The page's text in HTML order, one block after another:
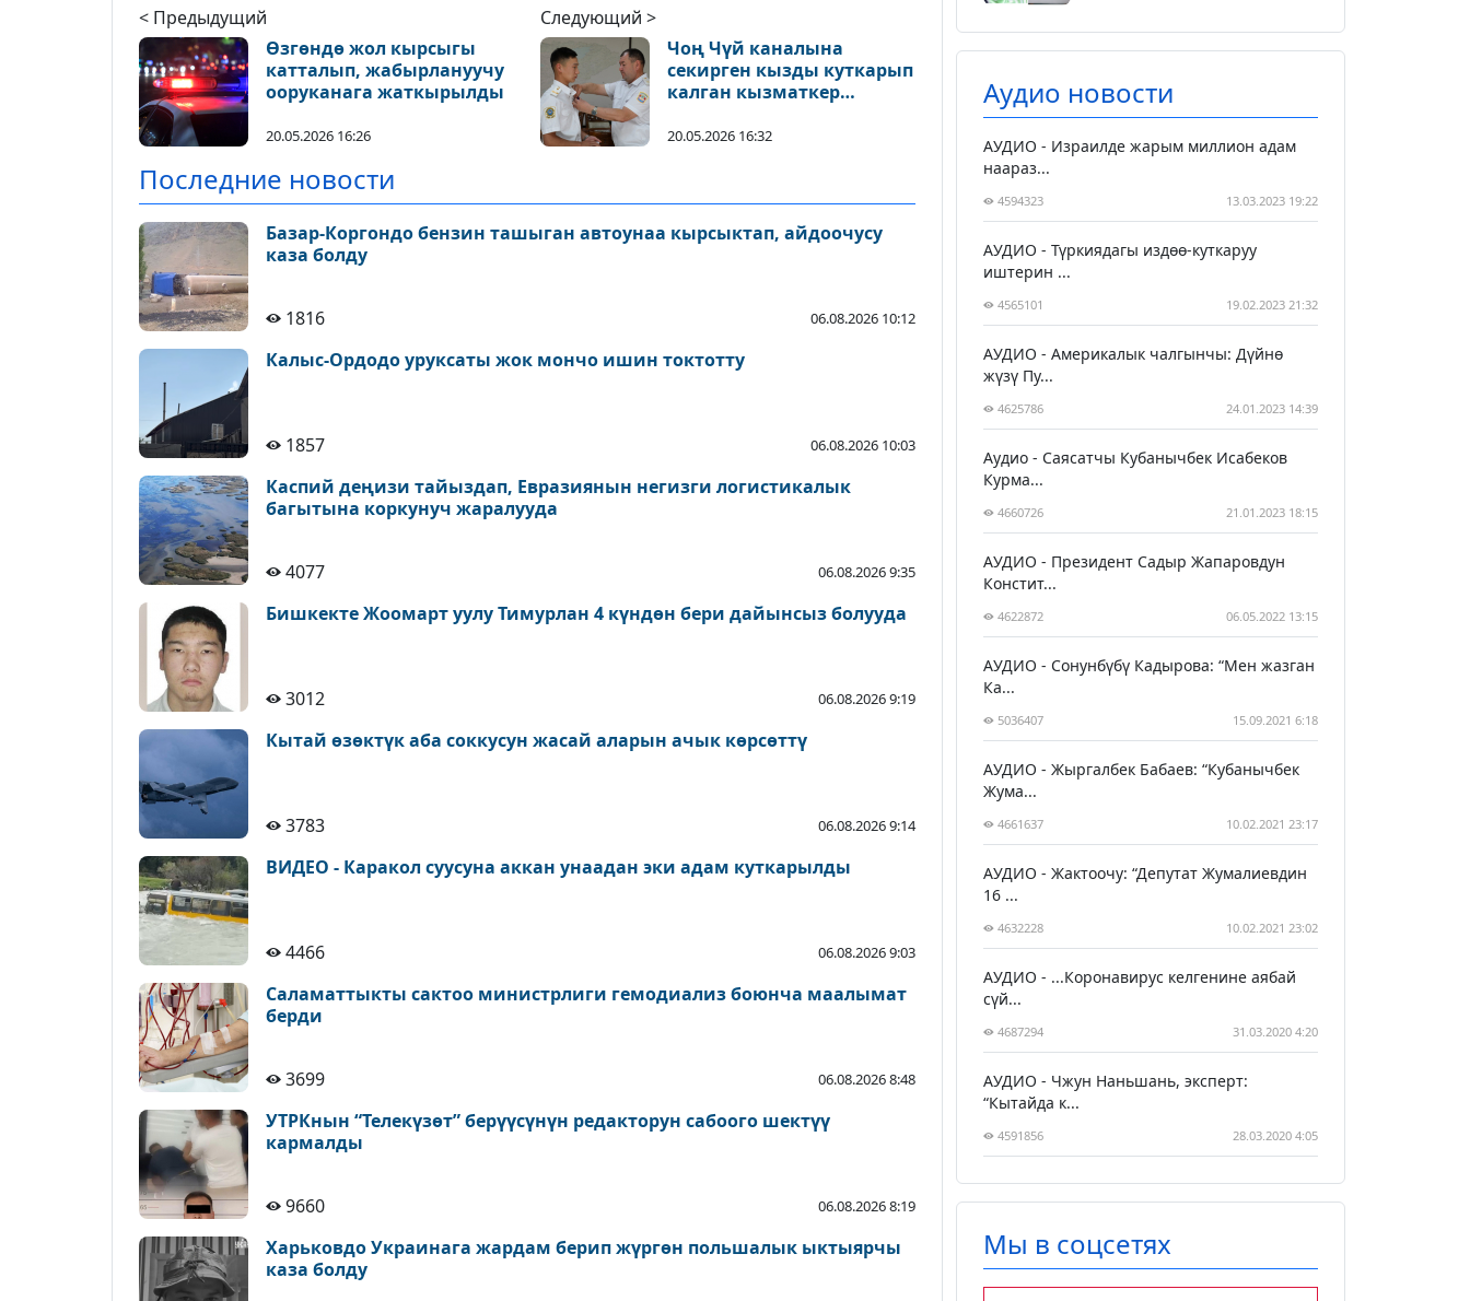
< Предыдущий
Өзгөндө жол кырсыгы
катталып, жабырлануучу
ооруканага жаткырылды
20.05.2026 16:26
Следующий >
Чоң Чүй каналына
секирген кызды куткарып
калган кызматкер
20.05.2026 16:32
Последние новости
Базар-Коргондо бензин ташыган автоунаа кырсыктап, айдоочусу
каза болду
1816 06.08.2026 10:12
Калыс-Ордодо уруксаты жок мончо ишин токтотту
1857 06.08.2026 10:03
Каспий деңизи тайыздап, Евразиянын негизги логистикалык
багытына коркунуч жаралууда
4077 06.08.2026 9:35
Бишкекте Жоомарт уулу Тимурлан 4 күндөн бери дайынсыз болууда
3012 06.08.2026 9:19
Кытай өзөктүк аба соккусун жасай аларын ачык көрсөттү
3783 06.08.2026 9:14
ВИДЕО - Каракол суусуна аккан унаадан эки адам куткарылды
4466 06.08.2026 9:03
Саламаттыкты сактоо министрлиги гемодиализ боюнча маалымат
берди
3699 06.08.2026 8:48
УТРКнын “Телекүзөт” берүүсүнүн редакторун сабоого шектүү
кармалды
9660 06.08.2026 8:19
Харьковдо Украинага жардам берип жүргөн польшалык ыктыярчы
каза болду
Аудио новости
АУДИО - Израилде жарым миллион адам
наараз...
4594323 13.03.2023 19:22
АУДИО - Түркиядагы издөө-куткаруу
иштерин ...
4565101 19.02.2023 21:32
АУДИО - Америкалык чалгынчы: Дүйнө
жүзү Пу...
4625786 24.01.2023 14:39
Аудио - Саясатчы Кубанычбек Исабеков
Курма...
4660726 21.01.2023 18:15
АУДИО - Президент Садыр Жапаровдун
Констит...
4622872 06.05.2022 13:15
АУДИО - Сонунбүбү Кадырова: “Мен жазган
Ка...
5036407 15.09.2021 6:18
АУДИО - Жыргалбек Бабаев: “Кубанычбек
Жума...
4661637 10.02.2021 23:17
АУДИО - Жактоочу: “Депутат Жумалиевдин
16 ...
4632228 10.02.2021 23:02
АУДИО - ...Коронавирус келгенине аябай
сүй...
4687294 31.03.2020 4:20
АУДИО - Чжун Наньшань, эксперт:
“Кытайда к...
4591856 28.03.2020 4:05
Мы в соцсетях